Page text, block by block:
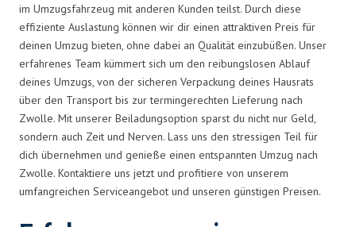
im Umzugsfahrzeug mit anderen Kunden teilst. Durch diese
effiziente Auslastung können wir dir einen attraktiven Preis für
deinen Umzug bieten, ohne dabei an Qualität einzubüßen. Unser
erfahrenes Team kümmert sich um den reibungslosen Ablauf
deines Umzugs, von der sicheren Verpackung deines Hausrats
über den Transport bis zur termingerechten Lieferung nach
Zwolle. Mit unserer Beiladungsoption sparst du nicht nur Geld,
sondern auch Zeit und Nerven. Lass uns den stressigen Teil für
dich übernehmen und genieße einen entspannten Umzug nach
Zwolle. Kontaktiere uns jetzt und profitiere von unserem
umfangreichen Serviceangebot und unseren günstigen Preisen.